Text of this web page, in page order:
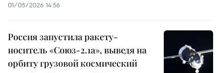
01/05/2026 14:56
Россия запустила ракету-
носитель «Союз-2.1а», выведя на
орбиту грузовой космический